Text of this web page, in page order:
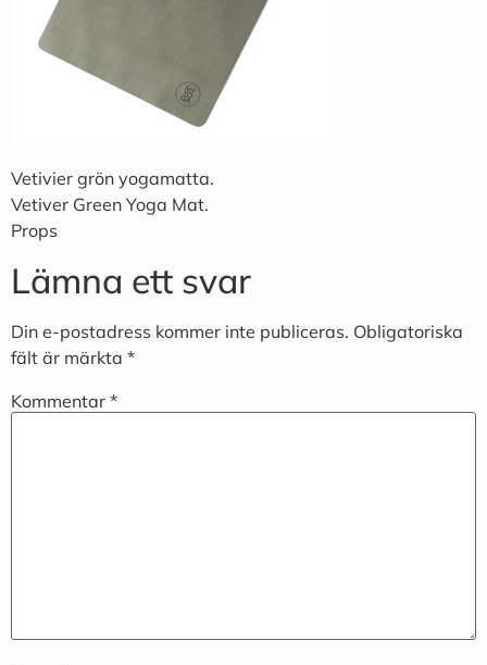
Vetivier grön yogamatta.
Vetiver Green Yoga Mat.
Props
Lämna ett svar
Din e-postadress kommer inte publiceras. Obligatoriska
fält är märkta *
Kommentar *